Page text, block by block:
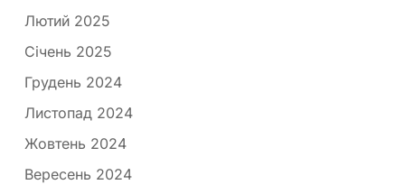
Лютий 2025
Січень 2025
Грудень 2024
Листопад 2024
Жовтень 2024
Вересень 2024